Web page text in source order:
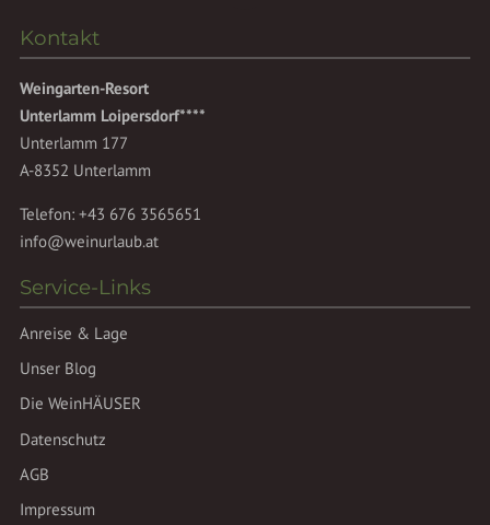
Kontakt
Weingarten-Resort
Unterlamm Loipersdorf****
Unterlamm 177
A-8352 Unterlamm
Telefon:+43 676 3565651
info@weinurlaub.at
Service-Links
Anreise & Lage
Unser Blog
Die WeinHÄUSER
Datenschutz
AGB
Impressum